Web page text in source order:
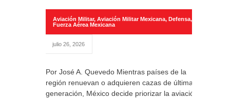
Aviación Militar, Aviación Militar Mexicana, Defensa,
Fuerza Aérea Mexicana
julio 26, 2026
Por José A. Quevedo Mientras países de la
región renuevan o adquieren cazas de última
generación, México decide priorizar la aviación